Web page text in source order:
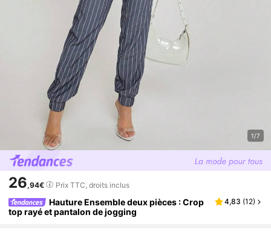
1/7
26,94€ Prix TTC, droits inclus
Hauture Ensemble deux pièces : Crop
top rayé et pantalon de jogging
4,83 (12)